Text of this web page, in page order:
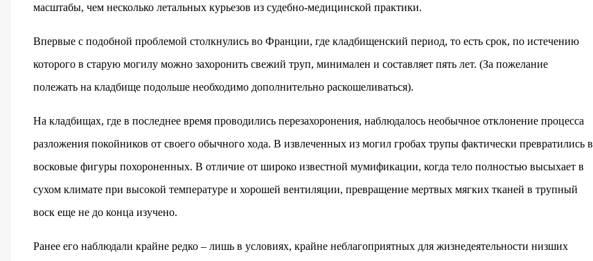
масштабы, чем несколько летальных курьезов из судебно-медицинской практики.
Впервые с подобной проблемой столкнулись во Франции, где кладбищенский период, то есть срок, по истечению
которого в старую могилу можно захоронить свежий труп, минимален и составляет пять лет. (За пожелание
полежать на кладбище подольше необходимо дополнительно раскошеливаться).
На кладбищах, где в последнее время проводились перезахоронения, наблюдалось необычное отклонение процесса
разложения покойников от своего обычного хода. В извлеченных из могил гробах трупы фактически превратились в
восковые фигуры похороненных. В отличие от широко известной мумификации, когда тело полностью высыхает в
сухом климате при высокой температуре и хорошей вентиляции, превращение мертвых мягких тканей в трупный
воск еще не до конца изучено.
Ранее его наблюдали крайне редко – лишь в условиях, крайне неблагоприятных для жизнедеятельности низших